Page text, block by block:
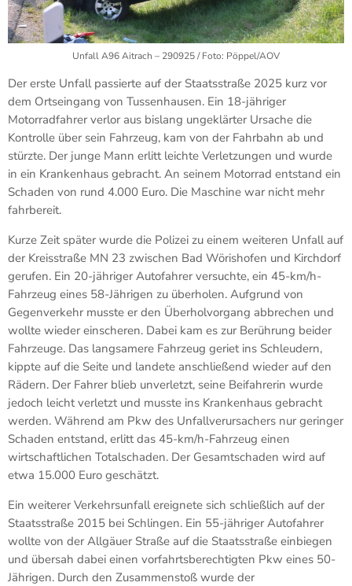
Unfall A96 Aitrach – 290925 / Foto: Pöppel/AOV
Der erste Unfall passierte auf der Staatsstraße 2025 kurz vor
dem Ortseingang von Tussenhausen. Ein 18-jähriger
Motorradfahrer verlor aus bislang ungeklärter Ursache die
Kontrolle über sein Fahrzeug, kam von der Fahrbahn ab und
stürzte. Der junge Mann erlitt leichte Verletzungen und wurde
in ein Krankenhaus gebracht. An seinem Motorrad entstand ein
Schaden von rund 4.000 Euro. Die Maschine war nicht mehr
fahrbereit.
Kurze Zeit später wurde die Polizei zu einem weiteren Unfall auf
der Kreisstraße MN 23 zwischen Bad Wörishofen und Kirchdorf
gerufen. Ein 20-jähriger Autofahrer versuchte, ein 45-km/h-
Fahrzeug eines 58-Jährigen zu überholen. Aufgrund von
Gegenverkehr musste er den Überholvorgang abbrechen und
wollte wieder einscheren. Dabei kam es zur Berührung beider
Fahrzeuge. Das langsamere Fahrzeug geriet ins Schleudern,
kippte auf die Seite und landete anschließend wieder auf den
Rädern. Der Fahrer blieb unverletzt, seine Beifahrerin wurde
jedoch leicht verletzt und musste ins Krankenhaus gebracht
werden. Während am Pkw des Unfallverursachers nur geringer
Schaden entstand, erlitt das 45-km/h-Fahrzeug einen
wirtschaftlichen Totalschaden. Der Gesamtschaden wird auf
etwa 15.000 Euro geschätzt.
Ein weiterer Verkehrsunfall ereignete sich schließlich auf der
Staatsstraße 2015 bei Schlingen. Ein 55-jähriger Autofahrer
wollte von der Allgäuer Straße auf die Staatsstraße einbiegen
und übersah dabei einen vorfahrtsberechtigten Pkw eines 50-
Jährigen. Durch den Zusammenstoß wurde der